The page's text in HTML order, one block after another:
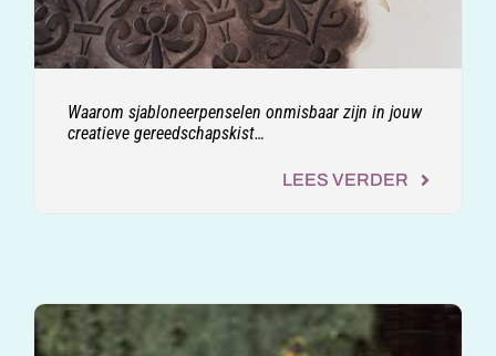
Waarom sjabloneerpenselen onmisbaar zijn in jouw
creatieve gereedschapskist…
LEES VERDER